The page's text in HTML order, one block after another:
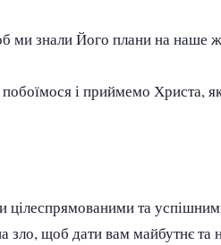
ми знали Його плани на наше
і приймемо Христа,
цілеспрямованими та
зло, щоб дати вам майбутнє та